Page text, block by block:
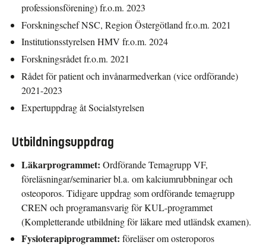
professionsförening) fr.o.m. 2023
Forskningschef NSC, Region Östergötland fr.o.m. 2021
Institutionsstyrelsen HMV fr.o.m. 2024
Forskningsrådet fr.o.m. 2021
Rådet för patient och invånarmedverkan (vice ordförande)
2021-2023
Expertuppdrag åt Socialstyrelsen
Utbildningsuppdrag
Läkarprogrammet: Ordförande Temagrupp VF,
föreläsningar/seminarier bl.a. om kalciumrubbningar och
osteoporos. Tidigare uppdrag som ordförande temagrupp
CREN och programansvarig för KUL-programmet
(Kompletterande utbildning för läkare med utländsk examen).
Fysioterapiprogrammet: föreläser om osteroporos